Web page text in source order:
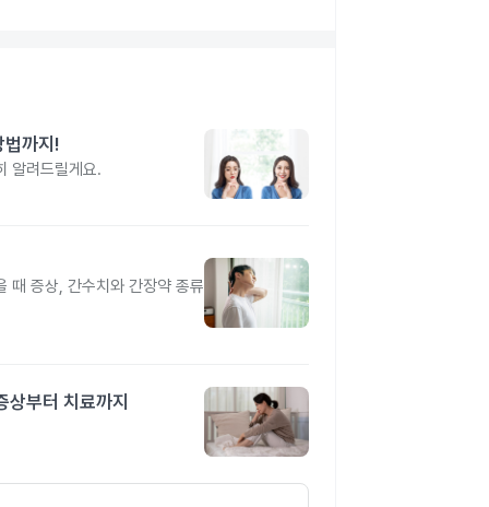
법까지!
알려드릴게요.
때 증상, 간수치와 간장약 종류
부터 치료까지